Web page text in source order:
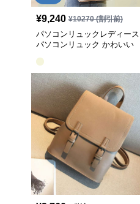
¥9,240 ¥10270(割引前)
パソコンリュックレディース
パソコンリュック かわいい